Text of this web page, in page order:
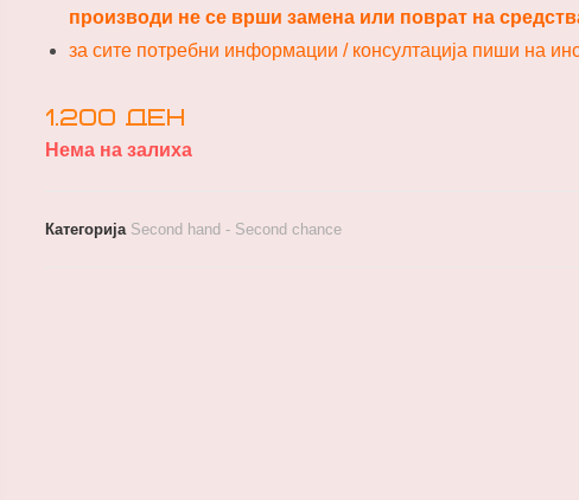
производи не се врши замена или поврат на
за сите потребни информации / консултација пиши на
1.200 ден
Нема на залиха
Категорија Second hand - Second chance